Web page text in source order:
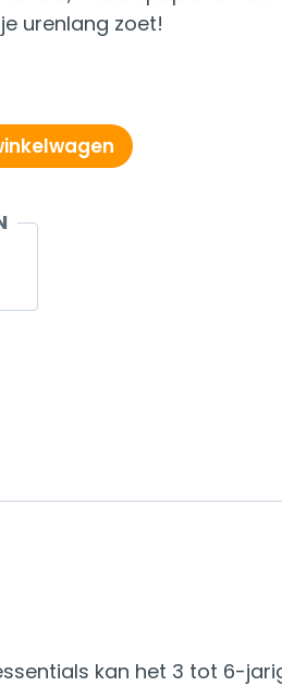
urenlang zoet!
kan het 3 tot 6-